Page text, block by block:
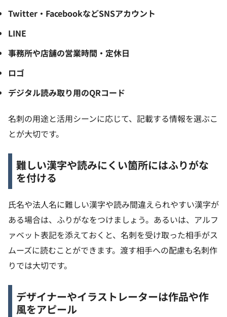
Twitter・FacebookなどSNSアカウント
LINE
事務所や店舗の営業時間・定休日
ロゴ
デジタル読み取り用のQRコード
名刺の用途と活用シーンに応じて、記載する情報を選ぶこ
とが大切です。
難しい漢字や読みにくい箇所にはふりがな
を付ける
氏名や法人名に難しい漢字や読み間違えられやすい漢字が
ある場合は、ふりがなをつけましょう。あるいは、アルフ
ァベット表記を添えておくと、名刺を受け取った相手がス
ムーズに読むことができます。渡す相手への配慮も名刺作
りでは大切です。
デザイナーやイラストレーターは作品や作
風をアピール